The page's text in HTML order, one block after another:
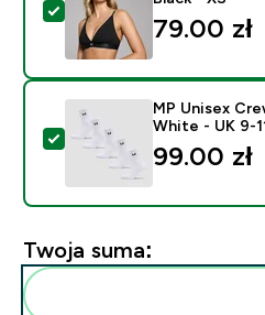
Wybierz ten produkt -
79.00 zł‎
Wybierz ten produkt -
MP Unisex
White - UK 9-
99.00 zł‎
Twoja suma: